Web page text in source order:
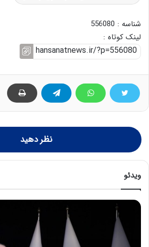
شناسه : 556080
لینک کوتاه :
نظر دهید
ویدئو
ح